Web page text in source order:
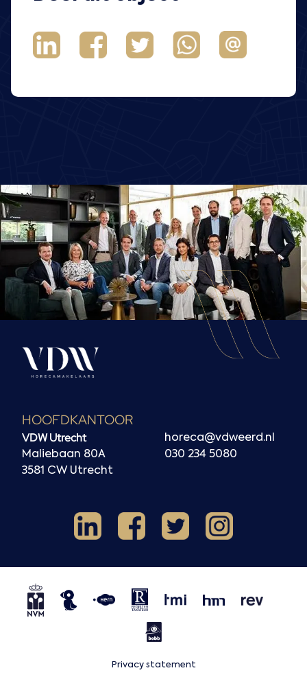
HOOFDKANTOOR
VDW Utrecht
Maliebaan 80A
3581 CW Utrecht
horeca@vdweerd.nl
030 234 5080
LinkedInFacebook
X Instagram
NVM
Horecaspot
Kern
NRVT
TMI HMN REV
BOBB
Privacy statement